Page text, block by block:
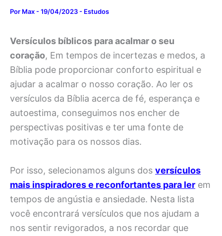
Por Max-19/04/2023- Estudos
Versículos bíblicos para acalmar o seu
coração, Em tempos de incertezas e medos, a
Bíblia pode proporcionar conforto espiritual e
ajudar a acalmar o nosso coração. Ao ler os
versículos da Bíblia acerca de fé, esperança e
autoestima, conseguimos nos encher de
perspectivas positivas e ter uma fonte de
motivação para os nossos dias.
Por isso, selecionamos alguns dos versículos
mais inspiradores e reconfortantes para ler em
tempos de angústia e ansiedade. Nesta lista
você encontrará versículos que nos ajudam a
nos sentir revigorados, a nos recordar que